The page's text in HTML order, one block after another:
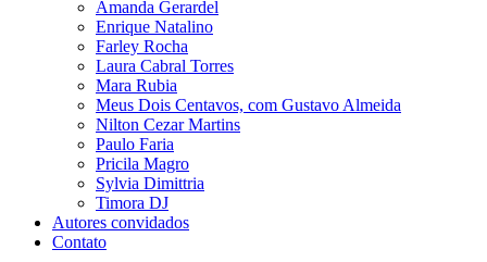
Amanda Gerardel
Enrique Natalino
Farley Rocha
Laura Cabral Torres
Mara Rubia
Meus Dois Centavos, com Gustavo Almeida
Nilton Cezar Martins
Paulo Faria
Pricila Magro
Sylvia Dimittria
Timora DJ
Autores convidados
Contato